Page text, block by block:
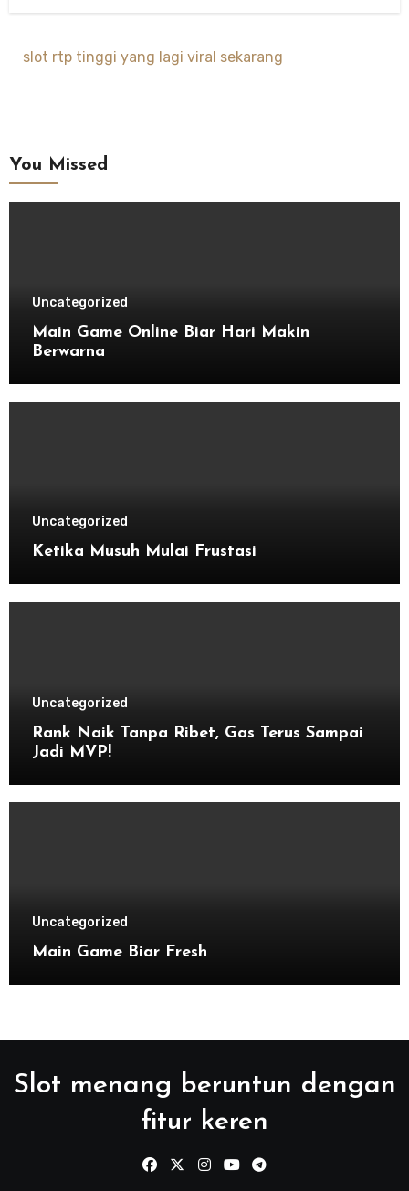
slot rtp tinggi yang lagi viral sekarang
You Missed
Uncategorized
Main Game Online Biar Hari Makin
Berwarna
Uncategorized
Ketika Musuh Mulai Frustasi
Uncategorized
Rank Naik Tanpa Ribet, Gas Terus Sampai
Jadi MVP!
Uncategorized
Main Game Biar Fresh
Slot menang beruntun dengan
fitur keren